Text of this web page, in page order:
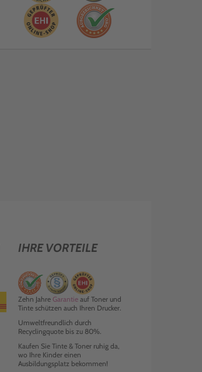
IHRE VORTEILE
Zehn Jahre Garantieauf Toner und
Tinte schützen auch Ihren Drucker.
Umweltfreundlich durch
Recyclingquote bis zu 80%.
Kaufen Sie Tinte & Toner ruhig da,
wo Ihre Kinder einen
Ausbildungsplatz bekommen!